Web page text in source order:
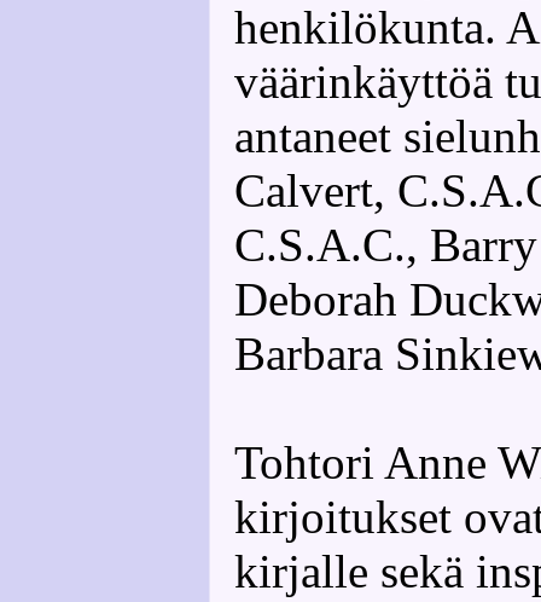
henkilökunta.
väärinkäyttöä
antaneet
Calvert,
C.S.A.C.,
Deborah
Barbara
Tohtori Anne
kirjoitukset
kirjalle sekä